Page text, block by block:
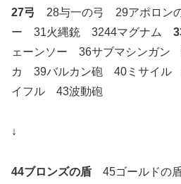
27弓
28与一の弓 29アポロン
ー 31火縄銃 3244マグナム
ェーンソー 36サブマシンガ
カ 39バルカン砲 40ミサイル
イフル 43波動砲
↓
44ブロンズの盾 45ゴールドの